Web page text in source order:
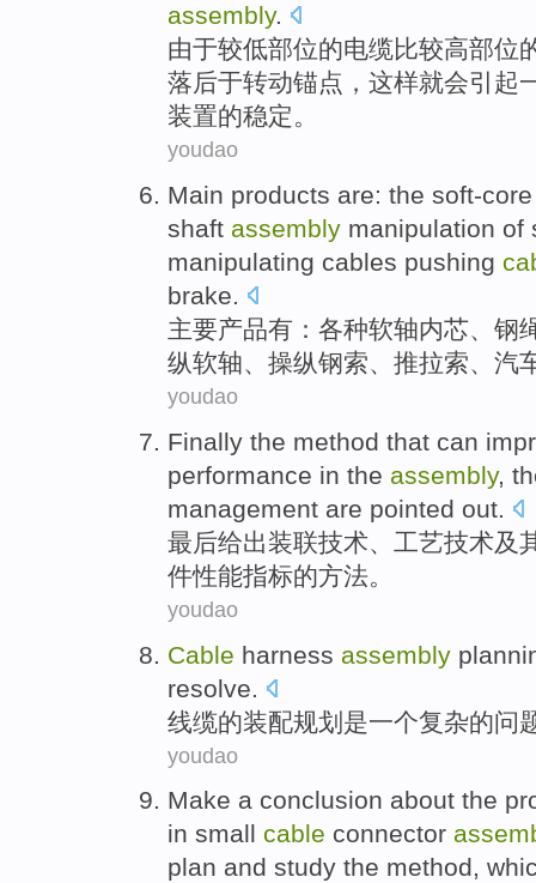
assembly.
由于较低部位的电缆比较高部位
落后于转动锚点 ， 这样就会引起
装置的稳定。
youdao
Main products are: the soft-
shaft assembly manipulation of
manipulating cables pushing
brake.
主要产品有 ： 各种软轴内芯、钢
纵软轴、操纵钢索、 推拉索、 汽
youdao
Finally the method that can
performance in the assembly,
management are pointed out.
最后给出装联技术、工艺技术及
件性能指标的方法。
youdao
Cable harness assembly
resolve.
线缆的装配规划 是一个复杂的问
youdao
Make a conclusion about the
in small cable connector
plan and study the method,